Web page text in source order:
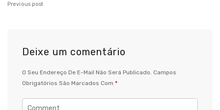
Previous post
Deixe um comentário
O Seu Endereço De E-Mail Não Será Publicado. Campos
Obrigatórios São Marcados Com *